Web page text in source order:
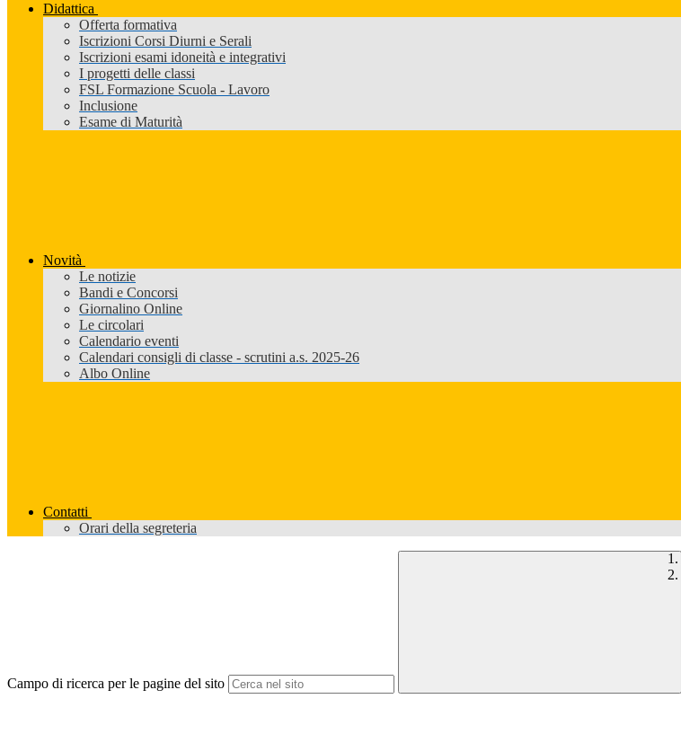
Didattica
Offerta formativa
Iscrizioni Corsi Diurni e Serali
Iscrizioni esami idoneità e integrativi
I progetti delle classi
FSL Formazione Scuola - Lavoro
Inclusione
Esame di Maturità
Novità
Le notizie
Bandi e Concorsi
Giornalino Online
Le circolari
Calendario eventi
Calendari consigli di classe - scrutini a.s. 2025-26
Albo Online
Contatti
Orari della segreteria
Campo di ricerca per le pagine del sito